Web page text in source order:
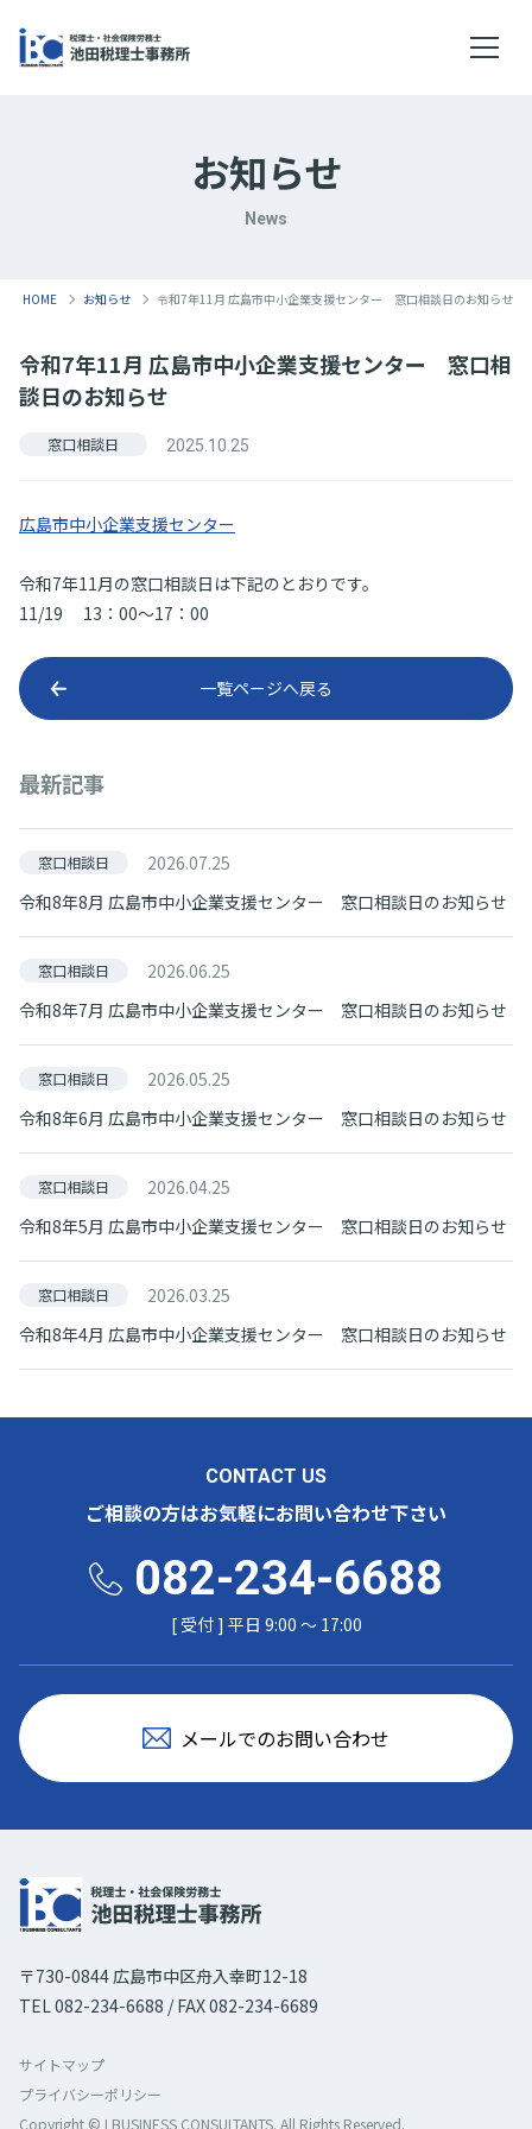
メニ
お知らせ
News
HOME お知らせ 令和7年11月 広島市中小企業支援センター 窓口相談日のお知らせ
令和7年11月 広島市中小企業支援センター 窓口相
談日のお知らせ
窓口相談日 2025.10.25
広島市中小企業支援センター
令和7年11月の窓口相談日は下記のとおりです。
11/19 13：00～17：00
一覧ページへ戻る
最新記事
窓口相談日
2026.07.25
令和8年8月 広島市中小企業支援センター 窓口相談日のお知らせ
窓口相談日
2026.06.25
令和8年7月 広島市中小企業支援センター 窓口相談日のお知らせ
窓口相談日
2026.05.25
令和8年6月 広島市中小企業支援センター 窓口相談日のお知らせ
窓口相談日
2026.04.25
令和8年5月 広島市中小企業支援センター 窓口相談日のお知らせ
窓口相談日
2026.03.25
令和8年4月 広島市中小企業支援センター 窓口相談日のお知らせ
CONTACT US
ご相談の方はお気軽にお問い合わせ下さい
082-234-6688
[ 受付 ] 平日 9:00 〜 17:00
メールでのお問い合わせ
〒730-0844 広島市中区舟入幸町12-18
TEL 082-234-6688 / FAX 082-234-6689
サイトマップ
プライバシーポリシー
Copyright © I BUSINESS CONSULTANTS. All Rights Reserved.